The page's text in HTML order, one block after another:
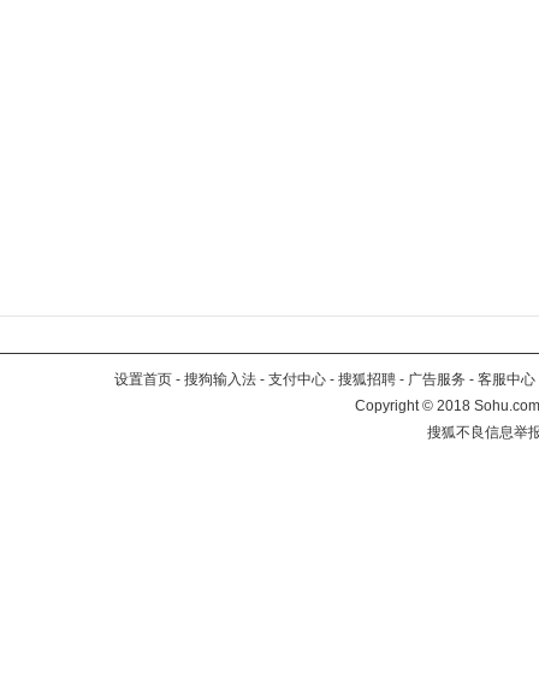
设置首页 - 搜狗输入法 - 支付中心 - 搜狐招聘 - 广告服务 - 客服中心
Copyright©2018
搜狐不良信息举